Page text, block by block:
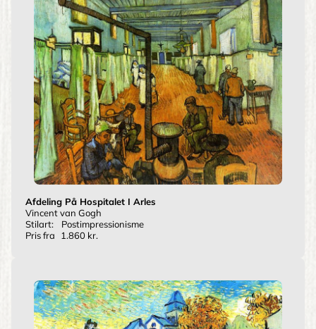
Afdeling På Hospitalet I Arles
Vincent van Gogh
Stilart:
Postimpressionisme
Pris fra
1.860 kr.